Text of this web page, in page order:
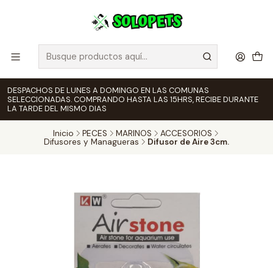
DESPACHOS DE LUNES A DOMINGO EN LAS COMUNAS
SELECCIONADAS. COMPRANDO HASTA LAS 15HRS, RECIBE DURANTE
LA TARDE DEL MISMO DIAS
Inicio PECES MARINOS
ACCESORIOS
Difusores y Managueras
Difusor de Aire 3cm.